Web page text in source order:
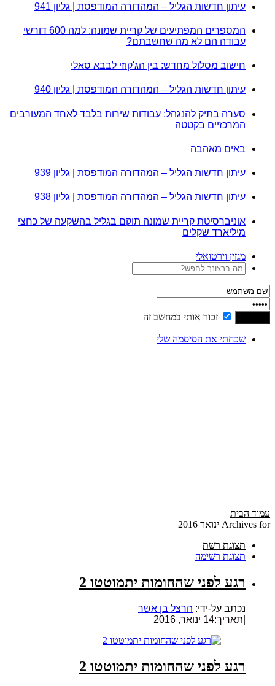
עיתון חדשות הגליל – המהדורה המודפסת | גליון 941
המספרים המפתיעים של קריית שמונה: למה 600 דורשי
עבודה הם לא מה שחשבתם?
חישוב מסלול מחדש: בין הג'קוזי לבבא סאלי
עיתון חדשות הגליל – המהדורה המודפסת | גליון 940
סערה בתיק להנגהל: עבודות שירות בלבד לאחד המעורבים
המרכזיים בקטטה
באים מאהבה
עיתון חדשות הגליל – המהדורה המודפסת | גליון 939
עיתון חדשות הגליל – המהדורה המודפסת | גליון 938
אוניברסיטת קריית שמונה תוקם בגליל בהשקעה של כחצי
מיליארד שקלים
מגזין וירטואלי
זכור אותי במחשב זה
שכחתי את הסיסמה שלי
עמוד הבית
Archives for ינואר 2016
תצוגת רשת
תצוגת רשימה
רגע לפני שהחומות יתמוטטו 2
נכתב על-ידי: הרצל בן אשר
תאריך:14 ינואר, 2016
רגע לפני שהחומות יתמוטטו 2